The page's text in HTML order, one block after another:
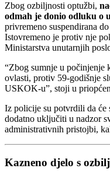
Zbog ozbiljnosti optužbi,
odmah je donio odluku o
privremeno suspendirana
Istovremeno je protiv nje
Ministarstva unutarnjih
“Zbog sumnje u počinjenje
ovlasti, protiv 59-godišnje
USKOK-u”, stoji u
Iz policije su potvrdili da će
dodatno uključiti u nadzor
administrativnih pristojbi,
Kazneno djelo s